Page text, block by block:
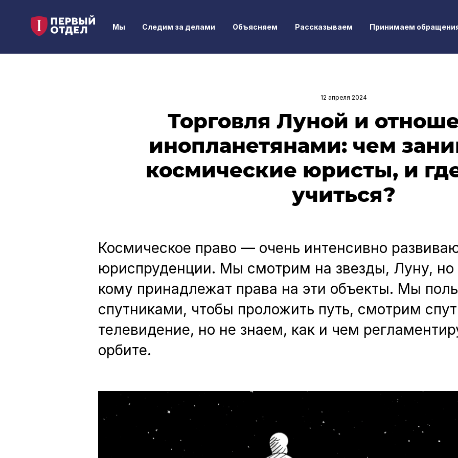
Мы Следим за делами Объясняем Рассказываем Принимаем
12 апреля 2024
Торговля Луной и
инопланетянами: чем
космические юристы, и
учиться?
Космическое право — очень интенсивно
юриспруденции. Мы смотрим на звезды, Луну,
кому принадлежат права на эти объекты. Мы
спутниками, чтобы проложить путь, смотрим
телевидение, но не знаем, как и чем
орбите.